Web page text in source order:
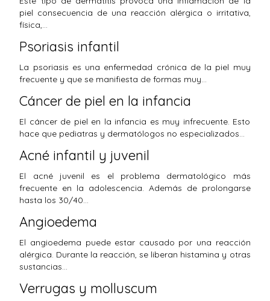
piel consecuencia de una reacción alérgica o irritativa,
física,…
Psoriasis infantil
La psoriasis es una enfermedad crónica de la piel muy
frecuente y que se manifiesta de formas muy…
Cáncer de piel en la infancia
El cáncer de piel en la infancia es muy infrecuente. Esto
hace que pediatras y dermatólogos no especializados…
Acné infantil y juvenil
El acné juvenil es el problema dermatológico más
frecuente en la adolescencia. Además de prolongarse
hasta los 30/40…
Angioedema
El angioedema puede estar causado por una reacción
alérgica. Durante la reacción, se liberan histamina y otras
sustancias…
Verrugas y molluscum